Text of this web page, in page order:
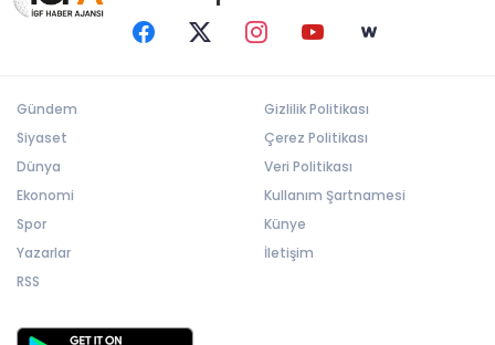
Gündem
Siyaset
Dünya
Ekonomi
Spor
Yazarlar
RSS
Gizlilik Politikası
Çerez Politikası
Veri Politikası
Kullanım Şartnamesi
Künye
İletişim